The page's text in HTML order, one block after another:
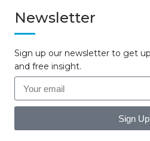
Newsletter
Sign up our newsletter to get
and free insight.
Sign Up